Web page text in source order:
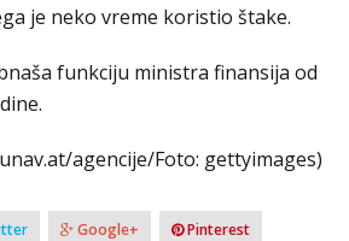
je neko vreme koristio štake.
funkciju ministra finansija od
agencije/Foto: gettyimages)
Google+ Pinterest